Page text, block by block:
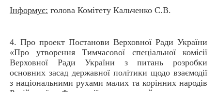
Інформує: голова Комітету Кальченко С.В.
4. Про проект Постанови Верховної Ради України
«Про утворення Тимчасової спеціальної комісії
Верховної Ради України з питань розробки
основних засад державної політики щодо взаємодії
з національними рухами малих та корінних народів